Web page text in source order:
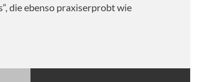
die ebenso praxiserprobt wie